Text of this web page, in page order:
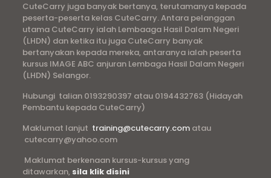
CuteCarry juga banyak bertanya, terutamanya kepada
peserta-peserta kelas CuteCarry. Antara pelanggan
utama CuteCarry ialah Lembaaga Hasil Dalam Negeri
(LHDN) dan ketika itu juga CuteCarry banyak
bertanyakan kepada mereka, antaranya ialah peserta
kursus IMAGE ABC anjuran Lembaga Hasil Dalam Negeri
(LHDN) Selangor.
Hubungi talian 0193290397 atau 0194432763 (Hidayah
Pembantu kepada CuteCarry)
Maklumat lanjut training@cutecarry.comatau
cutecarry@yahoo.com
Maklumat berkenaan kursus-kursus yang
ditawarkan, sila klik disini